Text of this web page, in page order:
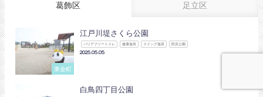
葛飾区 足立区
東金町
江戸川堤さくら公園
バリアフリートイレ 健康遊具 スイング遊具 防災公園
2025.05.05
白鳥四丁目公園